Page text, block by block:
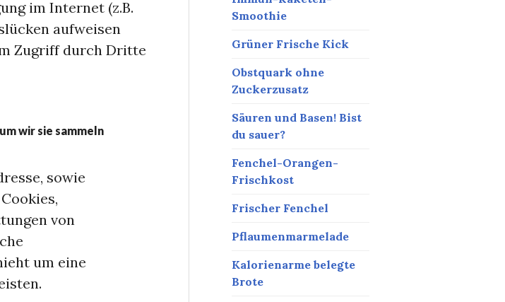
im Internet (z.B.
aufweisen
Zugriff durch Dritte
wir sie sammeln
sowie
von
um eine
Smoothie
Grüner Frische Kick
Obstquark ohne
Zuckerzusatz
Säuren und Basen! Bist
du sauer?
Fenchel-Orangen-
Frischkost
Frischer Fenchel
Pflaumenmarmelade
Kalorienarme belegte
Brote